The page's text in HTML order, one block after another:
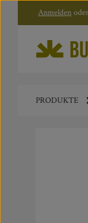
ZumZurAnmelden oder
PRODUKTE